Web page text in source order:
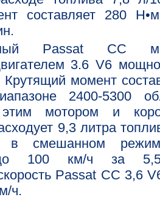
составляет 280
Passat CC
3.6 V6
Крутящий момент
2400-5300
мотором и
9,3 литра
в смешанном
до 100 км/ч за
Passat CC 3,6
ч.